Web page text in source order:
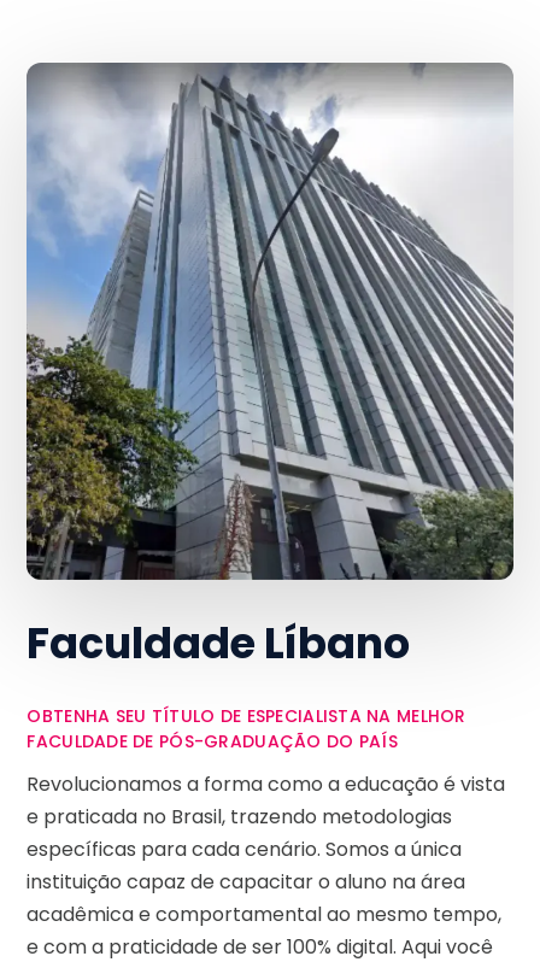
Faculdade Líbano
OBTENHA SEU TÍTULO DE ESPECIALISTA NA MELHOR
FACULDADE DE PÓS-GRADUAÇÃO DO PAÍS
Revolucionamos a forma como a educação é vista
e praticada no Brasil, trazendo metodologias
específicas para cada cenário. Somos a única
instituição capaz de capacitar o aluno na área
acadêmica e comportamental ao mesmo tempo,
e com a praticidade de ser 100% digital. Aqui você